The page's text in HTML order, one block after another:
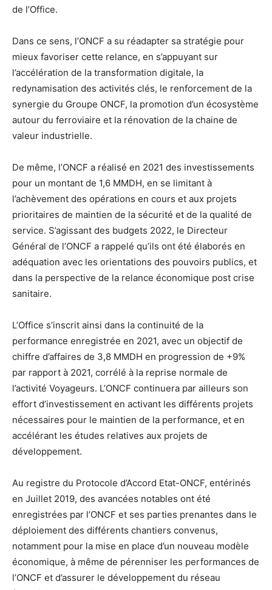
de l’Office.
Dans ce sens, l’ONCF a su réadapter sa stratégie pour
mieux favoriser cette relance, en s’appuyant sur
l’accélération de la transformation digitale, la
redynamisation des activités clés, le renforcement de la
synergie du Groupe ONCF, la promotion d’un écosystème
autour du ferroviaire et la rénovation de la chaine de
valeur industrielle.
De même, l’ONCF a réalisé en 2021 des investissements
pour un montant de 1,6 MMDH, en se limitant à
l’achèvement des opérations en cours et aux projets
prioritaires de maintien de la sécurité et de la qualité de
service. S’agissant des budgets 2022, le Directeur
Général de l’ONCF a rappelé qu’ils ont été élaborés en
adéquation avec les orientations des pouvoirs publics, et
dans la perspective de la relance économique post crise
sanitaire.
L’Office s’inscrit ainsi dans la continuité de la
performance enregistrée en 2021, avec un objectif de
chiffre d’affaires de 3,8 MMDH en progression de +9%
par rapport à 2021, corrélé à la reprise normale de
l’activité Voyageurs. L’ONCF continuera par ailleurs son
effort d’investissement en activant les différents projets
nécessaires pour le maintien de la performance, et en
accélérant les études relatives aux projets de
développement.
Au registre du Protocole d’Accord Etat-ONCF, entérinés
en Juillet 2019, des avancées notables ont été
enregistrées par l’ONCF et ses parties prenantes dans le
déploiement des différents chantiers convenus,
notamment pour la mise en place d’un nouveau modèle
économique, à même de pérenniser les performances de
l’ONCF et d’assurer le développement du réseau